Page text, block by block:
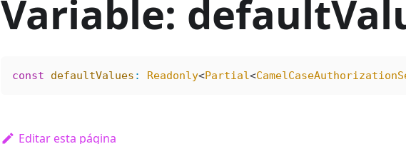
Variable:
const defaultValues : Readonly<Partial<
Editar esta página